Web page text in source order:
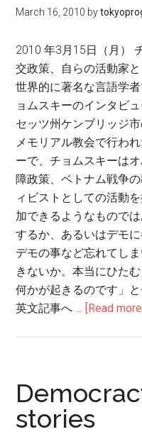
March 16, 2010 by
2010 年3月15日（月）
交政策、自らの活動家
世界的に著名な言語学
ョムスキーのインタビ
セッツ州ケンブリッジ
メモリアル教会で行わ
ーで、チョムスキーは
障政策、ベトナム戦争
ィビストとしての活動
加できるようなもので
するか、あるいはデモ
デモの事など忘れてし
きないか。本当にひた
何かが起きるのです」
英文記事へ … [Read
stories